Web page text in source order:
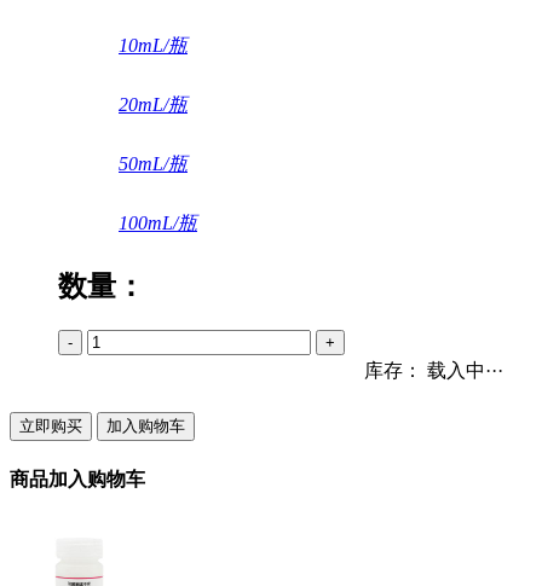
10mL/瓶
20mL/瓶
50mL/瓶
100mL/瓶
数量：
- +
库存： 载入中···
立即购买 加入购物车
商品加入购物车